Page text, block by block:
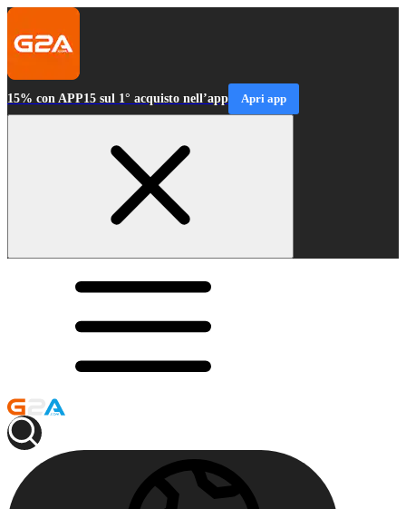
15% con APP15 sul 1° acquisto nell’app Apri app